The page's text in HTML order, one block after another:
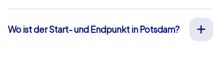
Ort-Betreuung durch unsere Guides als auch die
Bereitstellung aller Materialien im Preis enthalten,
sodass Sie sich vorab um nichts weiter kümmern
Wo ist der Start- und Endpunkt in Potsdam?